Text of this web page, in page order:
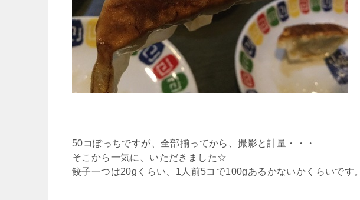
50コぽっちですが、全部揃ってから、撮影と計量・・・
そこから一気に、いただきました☆
餃子一つは20gくらい、1人前5コで100gあるかないかくらいです。